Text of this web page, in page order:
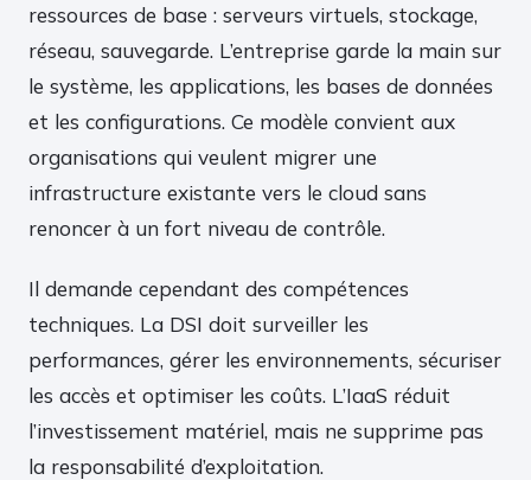
ressources de base : serveurs virtuels, stockage,
réseau, sauvegarde. L’entreprise garde la main sur
le système, les applications, les bases de données
et les configurations. Ce modèle convient aux
organisations qui veulent migrer une
infrastructure existante vers le cloud sans
renoncer à un fort niveau de contrôle.
Il demande cependant des compétences
techniques. La DSI doit surveiller les
performances, gérer les environnements, sécuriser
les accès et optimiser les coûts. L’IaaS réduit
l’investissement matériel, mais ne supprime pas
la responsabilité d’exploitation.